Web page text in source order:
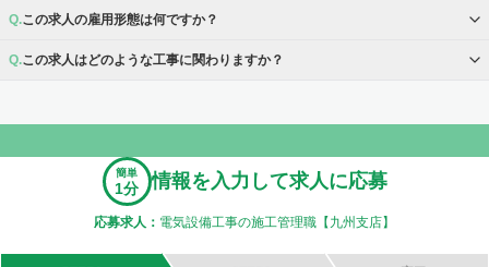
この求人の雇用形態は何ですか？
この求人はどのような工事に関わりますか？
簡単
1分 情報を入力して求人に応募
応募求人： 電気設備工事の施工管理職【九州支店】